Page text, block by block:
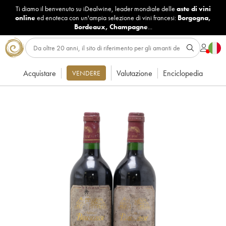
Ti diamo il benvenuto su iDealwine, leader mondiale delle aste di vini
onlineed enoteca con un'ampia selezione di vini francesi: Borgogna,
Bordeaux, Champagne...
Acquistare VENDERE Valutazione Enciclopedia